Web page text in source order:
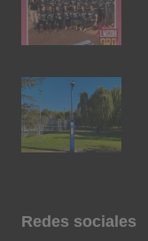
Redes sociales